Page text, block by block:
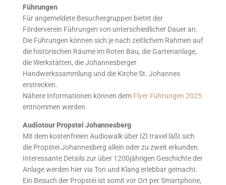
Führungen
Für angemeldete Besuchergruppen bietet der
Förderverein Führungen von unterschiedlicher Dauer an.
Die Führungen können sich je nach zeitlichem Rahmen auf
die historischen Räume im Roten Bau, die Gartenanlage,
die Werkstätten, die Johannesberger
Handwerkssammlung und die Kirche St. Johannes
erstrecken.
Nähere Informationen können dem Flyer Führungen 2025
entnommen werden.
Audiotour Propstei Johannesberg
Mit dem kostenfreien Audiowalk über IZI travel läßt sich
die Propstei Johannesberg allein oder zu zweit erkunden.
Interessante Details zur über 1200jährigen Geschichte der
Anlage werden hier via Ton und Klang erlebbar gemacht.
Ein Besuch der Propstei ist somit vor Ort per Smartphone,